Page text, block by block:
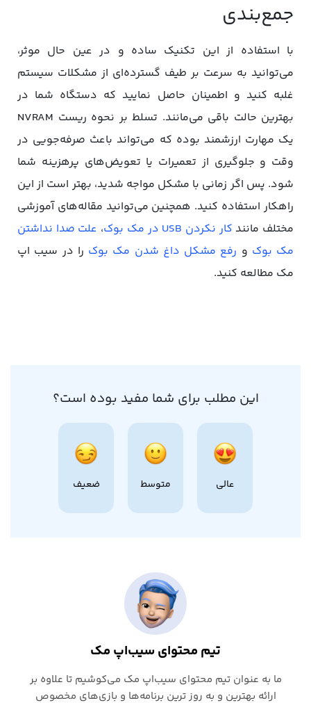
جمع‌بندی
با استفاده از این تکنیک ساده و در عین حال موثر،
می‌توانید به سرعت بر طیف گسترده‌ای از مشکلات سیستم
غلبه کنید و اطمینان حاصل نمایید که دستگاه‌ شما در
بهترین حالت باقی می‌مانند. تسلط بر نحوه ریست NVRAM
یک مهارت ارزشمند بوده که می‌تواند باعث صرفه‌جویی در
وقت و جلوگیری از تعمیرات یا تعویض‌های پرهزینه شما
شود. پس اگر زمانی با مشکل مواجه شدید، بهتر است از این
راهکار استفاده کنید. همچنین می‌توانید مقاله‌های آموزشی
مختلف مانند کار نکردن USB در مک بوک ، علت صدا نداشتن
مک بوک و رفع مشکل داغ شدن مک بوک را در سیب اپ
مک مطالعه کنید.
این مطلب برای شما مفید بوده است؟
عالی متوسط ضعیف
تیم محتوای سیب‌اپ مک
ما به عنوان تیم محتوای سیب‌اپ مک می‌کوشیم تا علاوه بر
ارائه بهترین و به روز ترین برنامه‌ها و بازی‌های مخصوص